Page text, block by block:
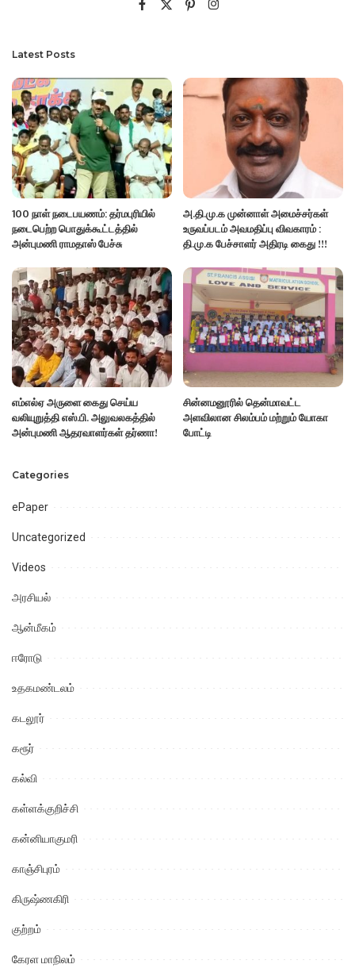
Latest Posts
100 நாள் நடைபயணம்: தர்மபுரியில்
நடைபெற்ற பொதுக்கூட்டத்தில்
அன்புமணி ராமதாஸ் பேச்சு
அ.தி.மு.க முன்னாள் அமைச்சர்கள்
உருவப்படம் அவமதிப்பு விவகாரம் :
தி.மு.க பேச்சாளர் அதிரடி கைது !!!
எம்எல்ஏ அருளை கைது செய்ய
வலியுறுத்தி எஸ்.பி. அலுவலகத்தில்
அன்புமணி ஆதரவாளர்கள் தர்ணா!
சின்னமனூரில் தென்மாவட்ட
அளவிலான சிலம்பம் மற்றும் யோகா
போட்டி
Categories
ePaper
Uncategorized
Videos
அரசியல்
ஆன்மீகம்
ஈரோடு
உதகமண்டலம்
கடலூர்
கரூர்
கல்வி
கள்ளக்குறிச்சி
கன்னியாகுமரி
காஞ்சிபுரம்
கிருஷ்ணகிரி
குற்றம்
கேரள மாநிலம்